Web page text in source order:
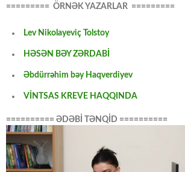
========= ÖRNƏK YAZARLAR =========
Lev Nikolayeviç Tolstoy
HƏSƏN BƏY ZƏRDABİ
Əbdürrəhim bəy Haqverdiyev
VİNTSAS KREVE HAQQINDA
========== ƏDƏBİ TƏNQİD ==========